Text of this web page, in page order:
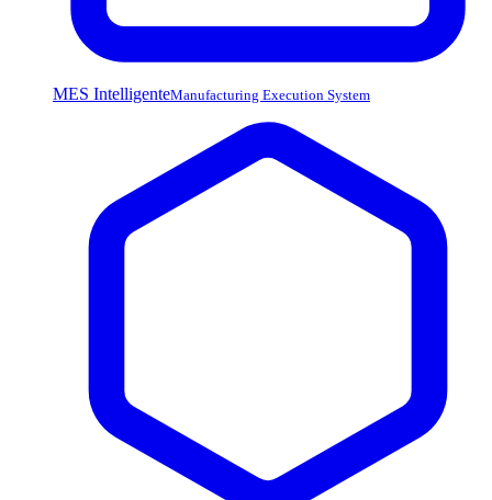
MES IntelligenteManufacturing Execution System